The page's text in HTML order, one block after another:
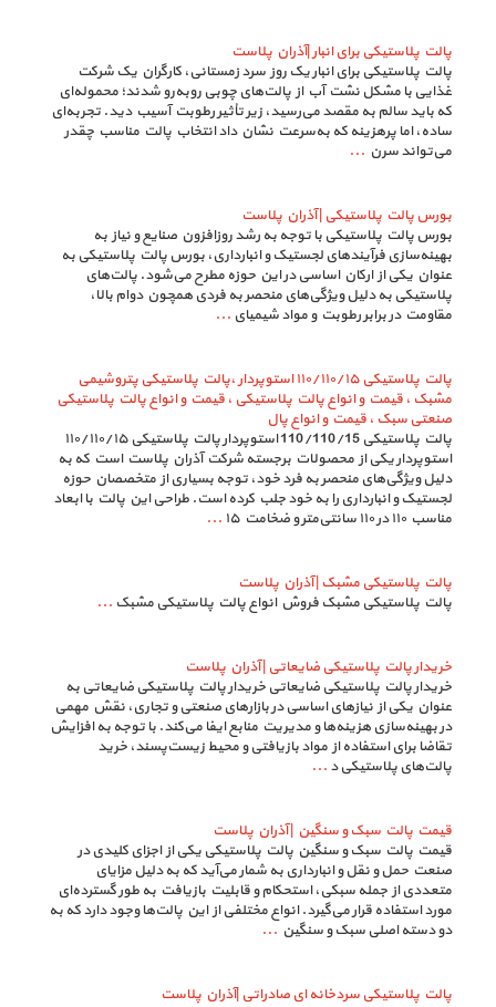
پالت پلاستیکی برای انبار |آذران پلاست
پالت پلاستیکی برای انبار یک روز سرد زمستانی، کارگران یک شرکت
غذایی با مشکل نشت آب از پالت‌های چوبی روبه‌رو شدند؛ محموله‌ای
که باید سالم به مقصد می‌رسید، زیر تأثیر رطوبت آسیب دید. تجربه‌ای
ساده، اما پرهزینه که به‌سرعت نشان داد انتخاب پالت مناسب چقدر
می‌تواند سرن ...
بورس پالت پلاستیکی | آذران پلاست
بورس پالت پلاستیکی با توجه به رشد روزافزون صنایع و نیاز به
بهینه‌سازی فرآیندهای لجستیک و انبارداری، بورس پالت پلاستیکی به
عنوان یکی از ارکان اساسی در این حوزه مطرح می‌شود. پالت‌های
پلاستیکی به دلیل ویژگی‌های منحصر به فردی همچون دوام بالا،
مقاومت در برابر رطوبت و مواد شیمیای ...
پالت پلاستیکی ۱۱۰/۱۱۰/۱۵ استوپردار ،پالت پلاستیکی پتروشیمی
مشبک ، قیمت و انواع پالت پلاستیکی ، قیمت و انواع پالت پلاستیکی
صنعتی سبک ، قیمت و انواع پال
پالت پلاستیکی 110/110/15 استوپردار پالت پلاستیکی ۱۱۰/۱۱۰/۱۵
استوپردار یکی از محصولات برجسته شرکت آذران پلاست است که به
دلیل ویژگی‌های منحصر به فرد خود، توجه بسیاری از متخصصان حوزه
لجستیک و انبارداری را به خود جلب کرده است. طراحی این پالت با ابعاد
مناسب ۱۱۰ در ۱۱۰ سانتی‌متر و ضخامت ۱۵
...
پالت پلاستیکی مشبک | آذران پلاست
پالت پلاستیکی مشبک فروش انواع پالت پلاستیکی مشبک ...
خریدار پالت پلاستیکی ضایعاتی | آذران پلاست
خریدار پالت پلاستیکی ضایعاتی خریدار پالت پلاستیکی ضایعاتی به
عنوان یکی از نیازهای اساسی در بازارهای صنعتی و تجاری، نقش مهمی
در بهینه‌سازی هزینه‌ها و مدیریت منابع ایفا می‌کند. با توجه به افزایش
تقاضا برای استفاده از مواد بازیافتی و محیط زیست‌پسند، خرید
پالت‌های پلاستیکی د ...
قیمت پالت سبک و سنگین | آذران پلاست
قیمت پالت سبک و سنگین پالت پلاستیکی یکی از اجزای کلیدی در
صنعت حمل و نقل و انبارداری به شمار می‌آید که به دلیل مزایای
متعددی از جمله سبکی، استحکام و قابلیت بازیافت به طور گسترده‌ای
مورد استفاده قرار می‌گیرد. انواع مختلفی از این پالت‌ها وجود دارد که به
دو دسته اصلی سبک و سنگین ...
پالت پلاستیکی سردخانه ای صادراتی |آذران پلاست